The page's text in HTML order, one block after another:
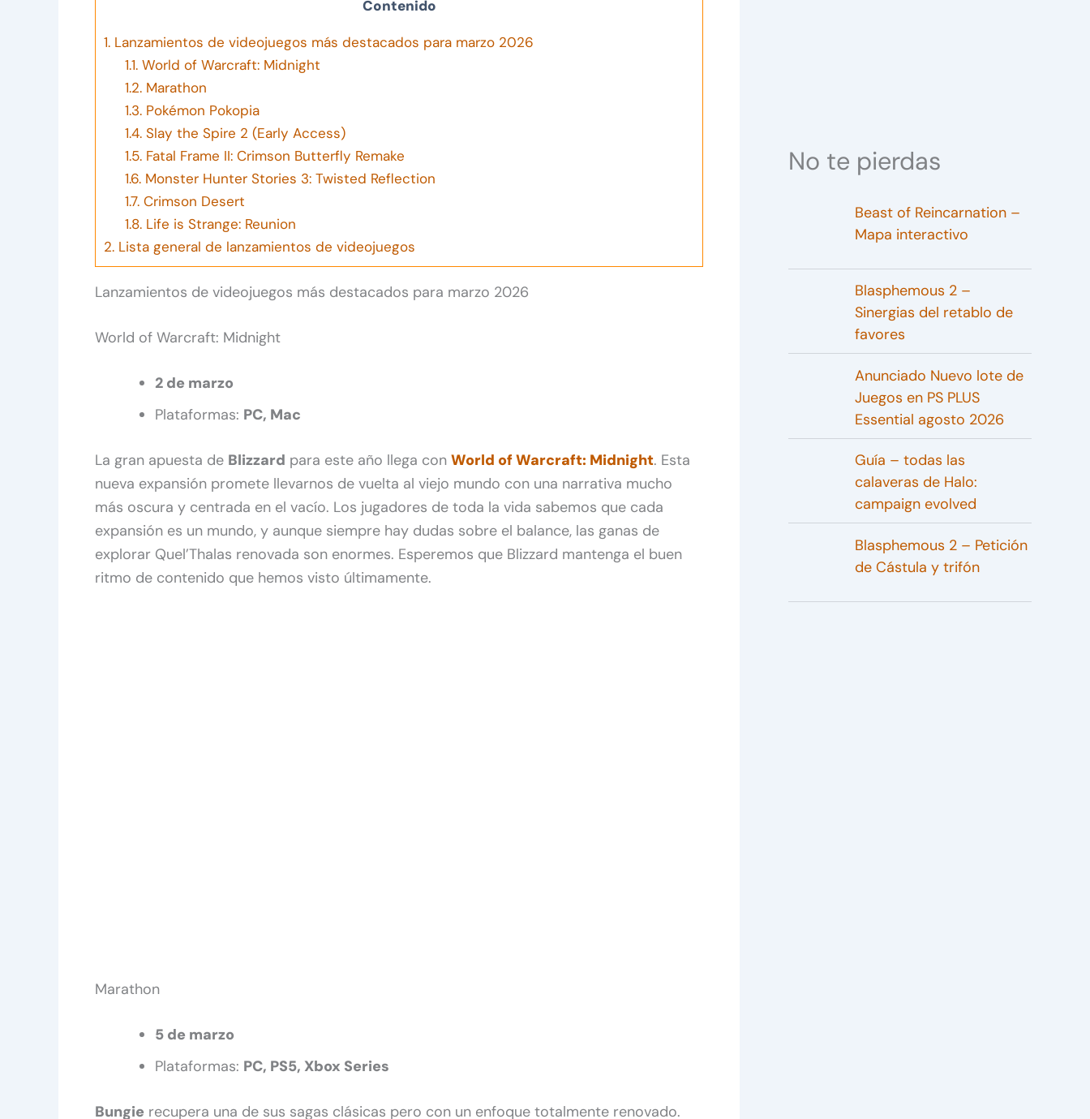
Contenido
1. Lanzamientos de videojuegos más destacados para marzo 2026
1.1.World of Warcraft: Midnight
1.2.Marathon
1.3.Pokémon Pokopia
1.4.Slay the Spire 2 (Early Access)
1.5.Fatal Frame II: Crimson Butterfly Remake
1.6.Monster Hunter Stories 3: Twisted Reflection
1.7.Crimson Desert
1.8.Life is Strange: Reunion
2. Lista general de lanzamientos de videojuegos
Lanzamientos de videojuegos más destacados para marzo 2026
World of Warcraft: Midnight
2 de marzo
Plataformas: PC, Mac
La gran apuesta de Blizzard para este año llega con World of Warcraft: Midnight. Esta
nueva expansión promete llevarnos de vuelta al viejo mundo con una narrativa mucho
más oscura y centrada en el vacío. Los jugadores de toda la vida sabemos que cada
expansión es un mundo, y aunque siempre hay dudas sobre el balance, las ganas de
explorar Quel’Thalas renovada son enormes. Esperemos que Blizzard mantenga el buen
ritmo de contenido que hemos visto últimamente.
Marathon
5 de marzo
Plataformas: PC, PS5, Xbox Series
Bungie recupera una de sus sagas clásicas pero con un enfoque totalmente renovado.
No te pierdas
Beast of Reincarnation –
Mapa interactivo
Blasphemous 2 –
Sinergias del retablo de
favores
Anunciado Nuevo lote de
Juegos en PS PLUS
Essential agosto 2026
Guía – todas las
calaveras de Halo:
campaign evolved
Blasphemous 2 – Petición
de Cástula y trifón